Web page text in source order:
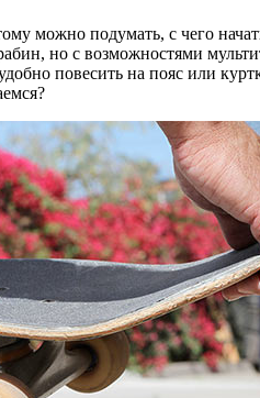
можно подумать, с чего
но с возможностями
повесить на пояс или